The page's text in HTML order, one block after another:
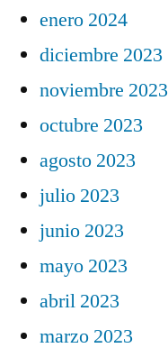
enero 2024
diciembre 2023
noviembre 2023
octubre 2023
agosto 2023
julio 2023
junio 2023
mayo 2023
abril 2023
marzo 2023